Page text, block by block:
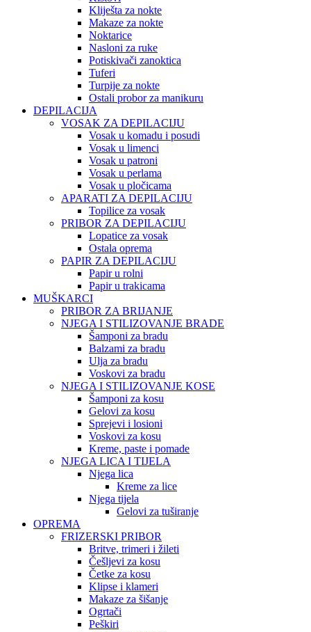
Kliješta za nokte
Makaze za nokte
Noktarice
Nasloni za ruke
Potiskivači zanoktica
Tuferi
Turpije za nokte
Ostali probor za manikuru
DEPILACIJA
VOSAK ZA DEPILACIJU
Vosak u komadu i posudi
Vosak u limenci
Vosak u patroni
Vosak u perlama
Vosak u pločicama
APARATI ZA DEPILACIJU
Topilice za vosak
PRIBOR ZA DEPILACIJU
Lopatice za vosak
Ostala oprema
PAPIR ZA DEPILACIJU
Papir u rolni
Papir u trakicama
MUŠKARCI
PRIBOR ZA BRIJANJE
NJEGA I STILIZOVANJE BRADE
Šamponi za bradu
Balzami za bradu
Ulja za bradu
Voskovi za bradu
NJEGA I STILIZOVANJE KOSE
Šamponi za kosu
Gelovi za kosu
Sprejevi i losioni
Voskovi za kosu
Kreme, paste i pomade
NJEGA LICA I TIJELA
Njega lica
Kreme za lice
Njega tijela
Gelovi za tuširanje
OPREMA
FRIZERSKI PRIBOR
Britve, trimeri i žileti
Češljevi za kosu
Četke za kosu
Klipse i klameri
Makaze za šišanje
Ogrtači
Peškiri